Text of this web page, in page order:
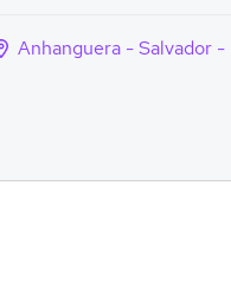
Anhanguera - Salvador -